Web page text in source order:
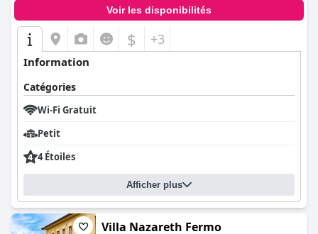
Voir les disponibilités
$ +3
Information
Catégories
Wi-Fi Gratuit
Petit
4 Étoiles
Afficher plus
Villa Nazareth Fermo